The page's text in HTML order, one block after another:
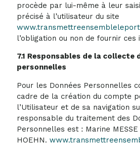
procède par lui-même à leur
précisé à l’utilisateur du site
l’obligation ou non de fournir ces
7.1 Responsables de la collecte
personnelles
Pour les Données Personnelles
cadre de la création du compte
l’Utilisateur et de sa navigation
responsable du traitement des
Personnelles est : Marine MESSE
HOEHN.